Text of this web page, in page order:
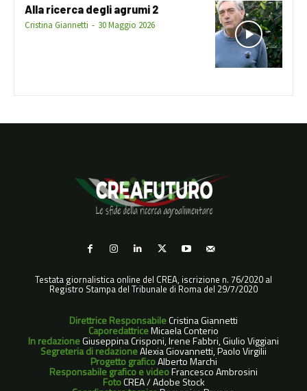
Alla ricerca degli agrumi 2
Cristina Giannetti - 30 Maggio 2026
Testata giornalistica online del CREA, iscrizione n. 76/2020 al
Registro Stampa del Tribunale di Roma del 29/7/2020
Direttrice ResponsabileCristina Giannetti
CaporedattriceMicaela Conterio
In redazioneGiuseppina Crisponi, Irene Fabbri, Giulio Viggiani
Segreteria di redazioneAlexia Giovannetti, Paolo Virgilii
Progetto graficoAlberto Marchi
Responsabile grafico e videoFrancesco Ambrosini
FotoCREA / Adobe Stock